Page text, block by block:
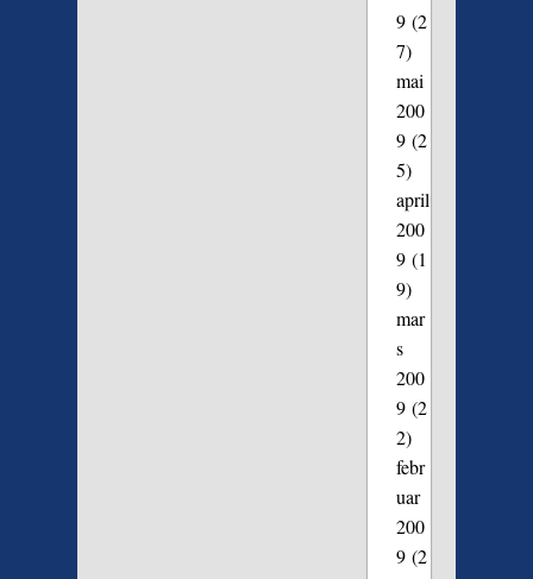
9(2
7)
mai
200
9(2
5)
april
200
9(1
9)
mar
s
200
9(2
2)
febr
uar
200
9(2